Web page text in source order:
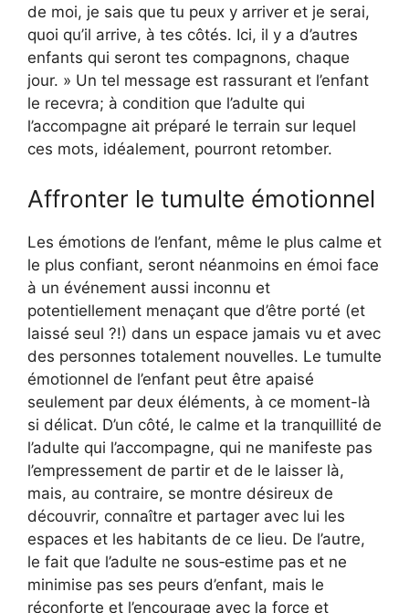
de moi, je sais que tu peux y arriver et je serai,
quoi qu’il arrive, à tes côtés. Ici, il y a d’autres
enfants qui seront tes compagnons, chaque
jour. » Un tel message est rassurant et l’enfant
le recevra; à condition que l’adulte qui
l’accompagne ait préparé le terrain sur lequel
ces mots, idéalement, pourront retomber.
Affronter le tumulte émotionnel
Les émotions de l’enfant, même le plus calme et
le plus confiant, seront néanmoins en émoi face
à un événement aussi inconnu et
potentiellement menaçant que d’être porté (et
laissé seul ?!) dans un espace jamais vu et avec
des personnes totalement nouvelles. Le tumulte
émotionnel de l’enfant peut être apaisé
seulement par deux éléments, à ce moment-là
si délicat. D’un côté, le calme et la tranquillité de
l’adulte qui l’accompagne, qui ne manifeste pas
l’empressement de partir et de le laisser là,
mais, au contraire, se montre désireux de
découvrir, connaître et partager avec lui les
espaces et les habitants de ce lieu. De l’autre,
le fait que l’adulte ne sous‑estime pas et ne
minimise pas ses peurs d’enfant, mais le
réconforte et l’encourage avec la force et